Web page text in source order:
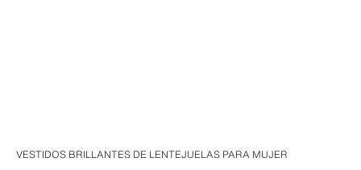
VESTIDOS BRILLANTES DE LENTEJUELAS PARA MUJER